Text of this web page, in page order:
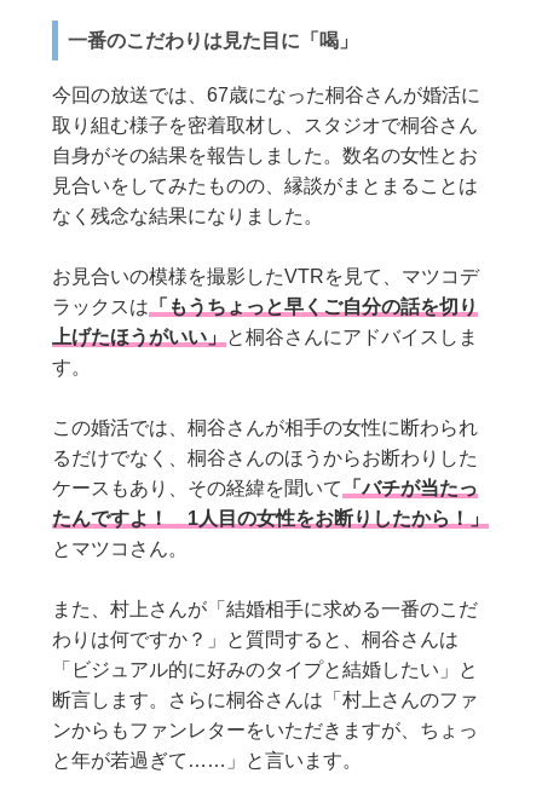
一番のこだわりは見た目に「喝」
今回の放送では、67歳になった桐谷さんが婚活に
取り組む様子を密着取材し、スタジオで桐谷さん
自身がその結果を報告しました。数名の女性とお
見合いをしてみたものの、縁談がまとまることは
なく残念な結果になりました。
お見合いの模様を撮影したVTRを見て、マツコデ
ラックスは 「もうちょっと早くご自分の話を切り
上げたほうがいい」
と桐谷さんにアドバイスしま
す。
この婚活では、桐谷さんが相手の女性に断わられ
るだけでなく、桐谷さんのほうからお断わりした
ケースもあり、その経緯を聞いて
「バチが当たっ
たんですよ！ 1人目の女性をお断りしたから！」
とマツコさん。
また、村上さんが「結婚相手に求める一番のこだ
わりは何ですか？」と質問すると、桐谷さんは
「ビジュアル的に好みのタイプと結婚したい」と
断言します。さらに桐谷さんは「村上さんのファ
ンからもファンレターをいただきますが、ちょっ
と年が若過ぎて……」と言います。